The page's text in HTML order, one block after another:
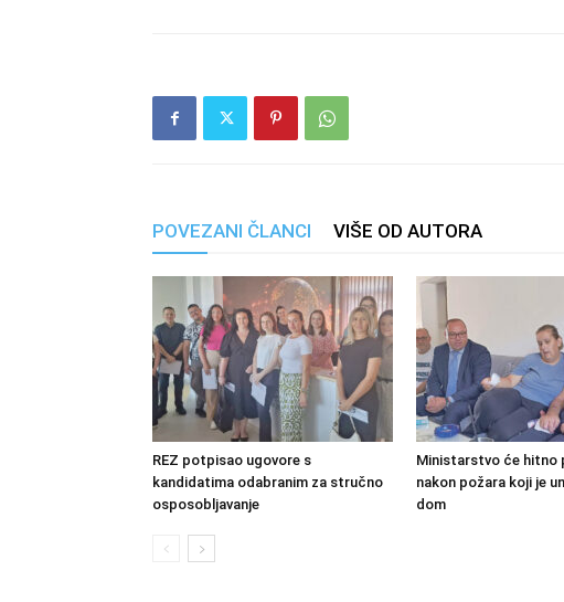
POVEZANI ČLANCI VIŠE OD AUTORA
REZ potpisao ugovore s
kandidatima odabranim za stručno
osposobljavanje
Ministarstvo će hitno
nakon požara koji je
dom